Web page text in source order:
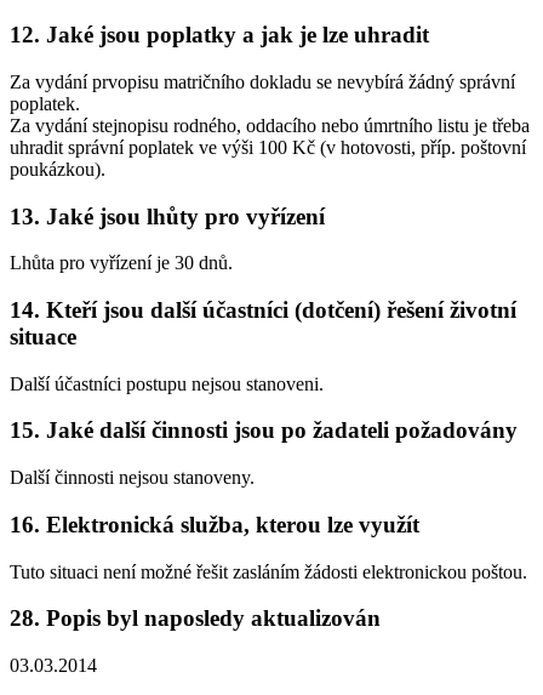
12. Jaké jsou poplatky a jak je lze uhradit
Za vydání prvopisu matričního dokladu se nevybírá žádný správní
poplatek.
Za vydání stejnopisu rodného, oddacího nebo úmrtního listu je třeba
uhradit správní poplatek ve výši 100 Kč (v hotovosti, příp. poštovní
poukázkou).
13. Jaké jsou lhůty pro vyřízení
Lhůta pro vyřízení je 30 dnů.
14. Kteří jsou další účastníci (dotčení) řešení životní
situace
Další účastníci postupu nejsou stanoveni.
15. Jaké další činnosti jsou po žadateli požadovány
Další činnosti nejsou stanoveny.
16. Elektronická služba, kterou lze využít
Tuto situaci není možné řešit zasláním žádosti elektronickou poštou.
28. Popis byl naposledy aktualizován
03.03.2014